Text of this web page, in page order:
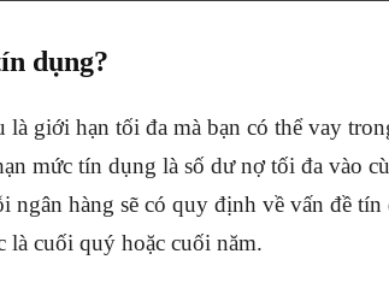
dụng?
giới hạn tối đa mà bạn có thể vay
mức tín dụng là số dư nợ tối đa vào
hàng sẽ có quy định về vấn đề tín
là cuối quý hoặc cuối năm.